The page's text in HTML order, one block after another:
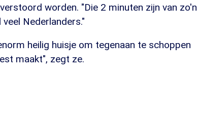
worden. "Die 2 minuten zijn van zo'n
Nederlanders."
heilig huisje om tegenaan te schoppen
maakt", zegt ze.